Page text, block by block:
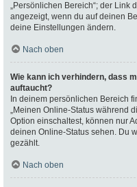
„Persönlichen Bereich“; der Link
angezeigt, wenn du auf deinen
deine Einstellungen ändern.
Nach oben
Wie kann ich verhindern, dass
auftaucht?
In deinem persönlichen Bereich
„Meinen Online-Status während
Option einschaltest, können nur
deinen Online-Status sehen. Du
gezählt.
Nach oben